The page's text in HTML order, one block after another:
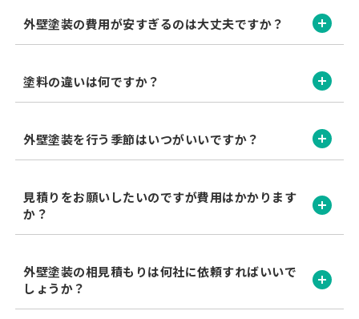
外壁塗装の費用が安すぎるのは大丈夫ですか？ 開く
塗料の違いは何ですか？ 開く
外壁塗装を行う季節はいつがいいですか？ 開く
見積りをお願いしたいのですが費用はかかります
か？
開く
外壁塗装の相見積もりは何社に依頼すればいいで
しょうか？
開く